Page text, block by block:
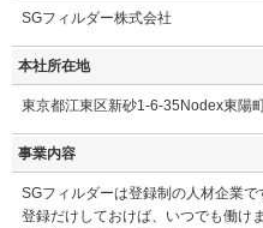
SGフィルダー株式会社
本社所在地
東京都江東区新砂1-6-35Nodex東陽
事業内容
SGフィルダーは登録制の人材企業で
登録だけしておけば、いつでも働けま